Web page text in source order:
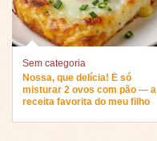
Sem categoria
Nossa, que delícia! É só
misturar 2 ovos com pão — a
receita favorita do meu filho